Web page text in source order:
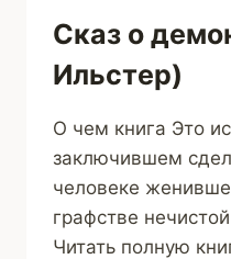
Сказ о
Ильстер)
О чем книга Это
заключившем
человеке
графстве
Читать полную